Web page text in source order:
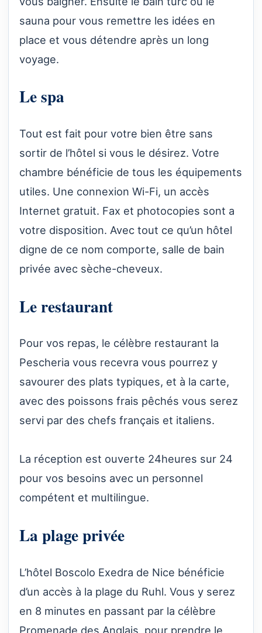
sauna pour vous remettre les idées en
place et vous détendre après un long
voyage.
Le spa
Tout est fait pour votre bien être sans
sortir de l’hôtel si vous le désirez. Votre
chambre bénéficie de tous les équipements
utiles. Une connexion Wi-Fi, un accès
Internet gratuit. Fax et photocopies sont a
votre disposition. Avec tout ce qu’un hôtel
digne de ce nom comporte, salle de bain
privée avec sèche-cheveux.
Le restaurant
Pour vos repas, le célèbre restaurant la
Pescheria vous recevra vous pourrez y
savourer des plats typiques, et à la carte,
avec des poissons frais pêchés vous serez
servi par des chefs français et italiens.
La réception est ouverte 24heures sur 24
pour vos besoins avec un personnel
compétent et multilingue.
La plage privée
L’hôtel Boscolo Exedra de Nice bénéficie
d’un accès à la plage du Ruhl. Vous y serez
en 8 minutes en passant par la célèbre
Promenade des Anglais, pour prendre le